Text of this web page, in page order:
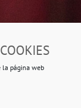
la página web
Madrid